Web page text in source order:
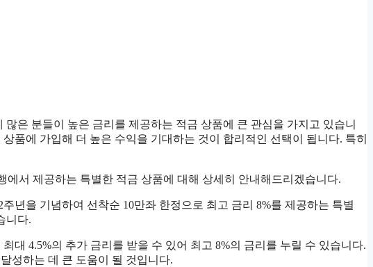
은 분들이 높은 금리를 제공하는 적금 상품에 큰 관심을 가지고 있습니
품에 가입해 더 높은 수익을 기대하는 것이 합리적인 선택이 됩니다. 특히
서 제공하는 특별한 적금 상품에 대해 상세히 안내해드리겠습니다.
년을 기념하여 선착순 10만좌 한정으로 최고 금리 8%를 제공하는 특별
니다.
대 4.5%의 추가 금리를 받을 수 있어 최고 8%의 금리를 누릴 수 있습니다.
성하는 데 큰 도움이 될 것입니다.